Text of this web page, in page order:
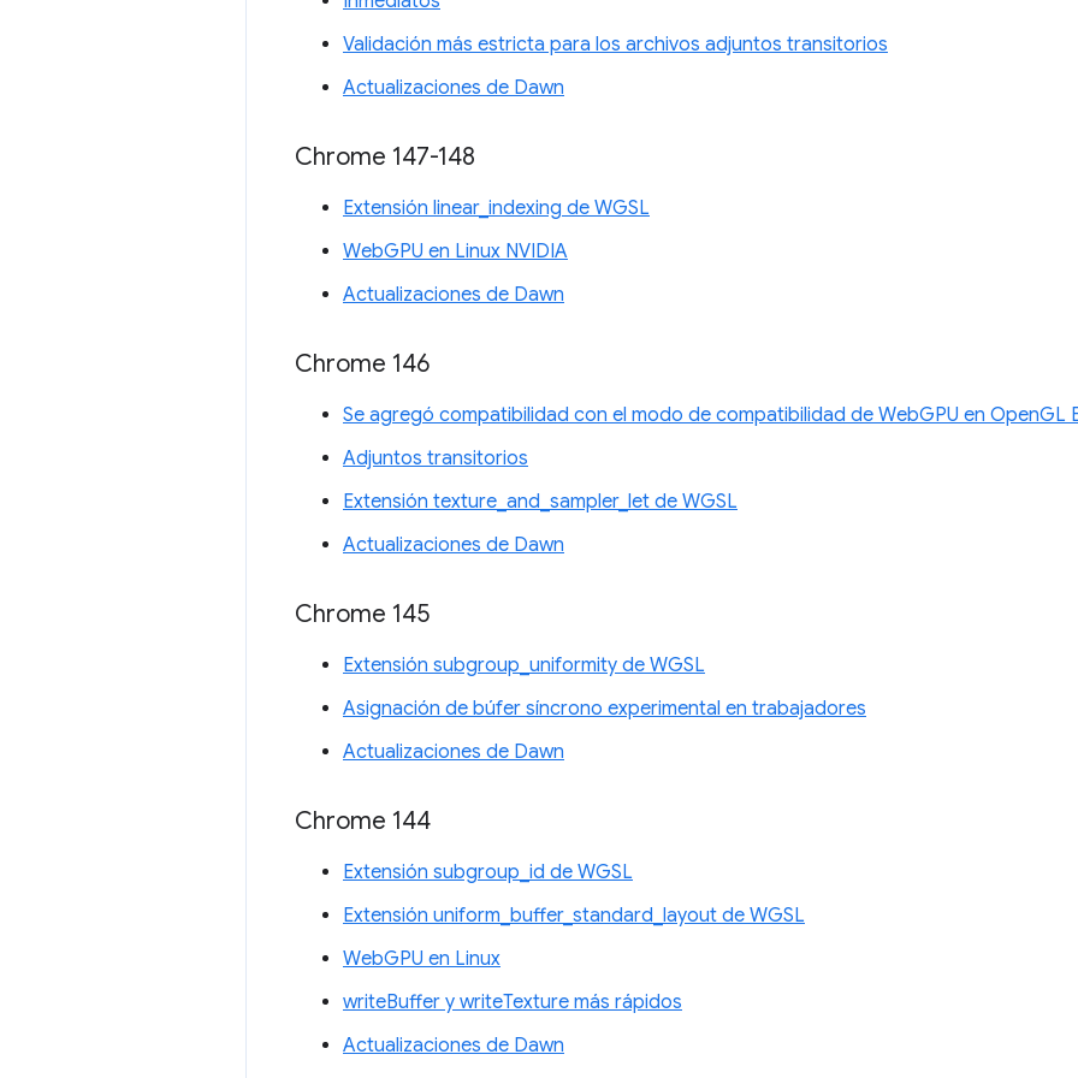
Validación más estricta para los archivos adjuntos transitorios
Actualizaciones de Dawn
Chrome 147-148
Extensión linear_indexing de WGSL
WebGPU en Linux NVIDIA
Actualizaciones de Dawn
Chrome 146
Se agregó compatibilidad con el modo de compatibilidad de WebGPU en OpenGL
Adjuntos transitorios
Extensión texture_and_sampler_let de WGSL
Actualizaciones de Dawn
Chrome 145
Extensión subgroup_uniformity de WGSL
Asignación de búfer síncrono experimental en trabajadores
Actualizaciones de Dawn
Chrome 144
Extensión subgroup_id de WGSL
Extensión uniform_buffer_standard_layout de WGSL
WebGPU en Linux
writeBuffer y writeTexture más rápidos
Actualizaciones de Dawn